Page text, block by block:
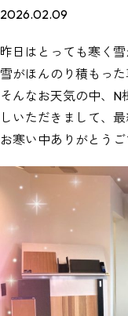
2026.02.09
昨日はとっても寒く
雪がほんのり積もっ
そんなお天気の中、
しいただきまして、
お寒い中ありがとう